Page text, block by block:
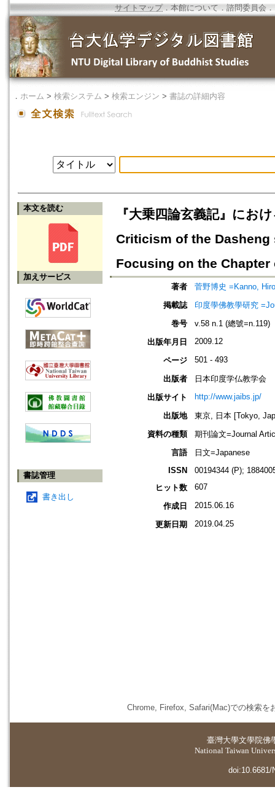
サイトマップ．本館について ． 諮問委員会 ．
． ホーム > 検索システム > 検索エンジン > 書誌の詳細内容
本文を読む
加えサービス
書誌管理
書き出し
『大乗四論玄義記』にお
Criticism of the
Focusing on the
著者
菅野博史 =Kanno,
掲載誌
印度學佛教學研究
巻号
v.58 n.1 (總號=n.119)
出版年月日
2009.12
ページ 501 - 493
出版者
日本印度学仏教学会
出版サイト
http://www.jaibs.jp/
出版地
東京, 日本 [Tokyo,
資料の種類
期刊論文=Journal
言語
日文=Japanese
ISSN
00194344 (P);
ヒット数
607
作成日 2015.06.16
更新日期 2019.04.25
Chrome, Firefox, Safari(Mac)での検索を
臺灣大學文學院佛
National Taiwan
doi:10.6681/